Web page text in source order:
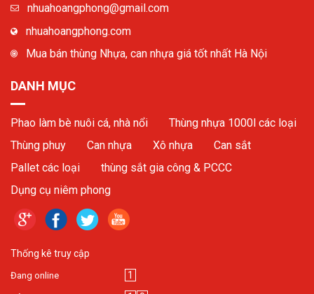
nhuahoangphong@gmail.com
nhuahoangphong.com
Mua bán thùng Nhựa, can nhựa giá tốt nhất Hà Nội
DANH MỤC
Phao làm bè nuôi cá, nhà nổi
Thùng nhựa 1000l các loại
Thùng phuy
Can nhựa Xô nhựa
Can sắt
Pallet các loại
thùng sắt gia công & PCCC
Dụng cụ niêm phong
Thống kê truy cập
Đang online 1